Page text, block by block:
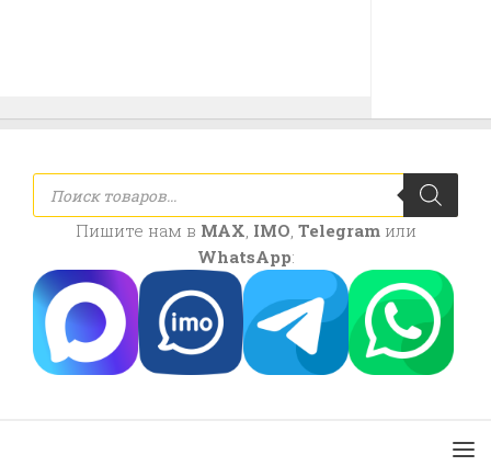
Поиск
товаров
Пишите нам в MAX, IMO, Telegramили
WhatsApp: